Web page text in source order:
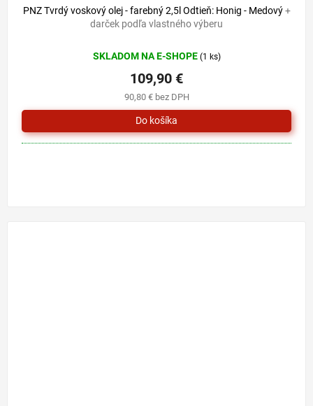
PNZ Tvrdý voskový olej - farebný 2,5l Odtieň: Honig - Medový+
darček podľa vlastného výberu
SKLADOM NA E-SHOPE (1 ks)
90,80 € bez DPH
109,90 €